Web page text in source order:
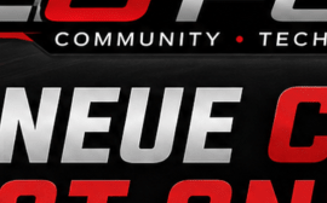
GM
Die GM GM Bremsscheiben
Bei verschlissenen
Ungelochte
Bremsscheiben